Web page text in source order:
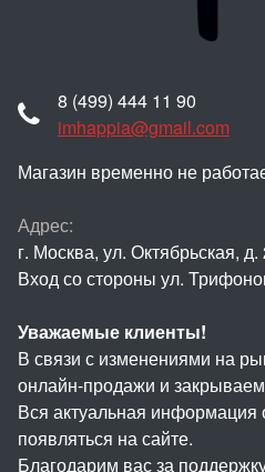
8 (499) 444 11 90
imhappia@gmail.com
Магазин временно не
Адрес:
г. Москва, ул. Октябрьская, д.
Вход со стороны ул.
Уважаемые клиенты!
В связи с изменениями на
онлайн-продажи и
Вся актуальная информация
появляться на сайте.
Благодарим вас за